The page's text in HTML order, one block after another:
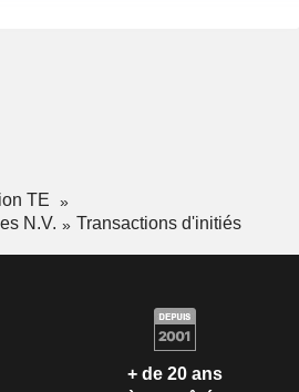
TE
N.V.
Transactions d'initiés
+ de 20 ans